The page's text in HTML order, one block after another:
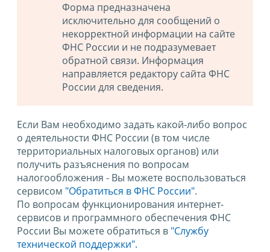
Форма предназначена
исключительно для сообщений о
некорректной информации на сайте
ФНС России и не подразумевает
обратной связи. Информация
направляется редактору сайта ФНС
России для сведения.
Если Вам необходимо задать какой-либо вопрос
о деятельности ФНС России (в том числе
территориальных налоговых органов) или
получить разъяснения по вопросам
налогообложения - Вы можете воспользоваться
сервисом "Обратиться в ФНС России".
По вопросам функционирования интернет-
сервисов и программного обеспечения ФНС
России Вы можете обратиться в "Службу
технической поддержки".